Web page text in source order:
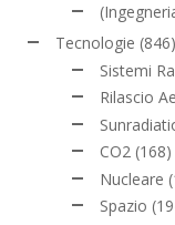
Tecnologie (846)
Sistemi
Rilascio
CO2 (168)
Nucleare
Spazio